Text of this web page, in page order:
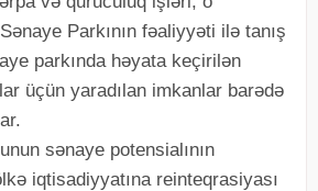
Parkının fəaliyyəti ilə tanış
parkında həyata keçirilən
üçün yaradılan imkanlar barədə
sənaye potensialının
iqtisadiyyatına reinteqrasiyası